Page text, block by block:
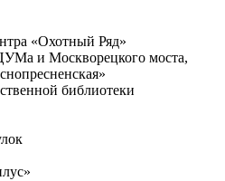
«Охотный Ряд»
и Москворецкого моста,
библиотеки